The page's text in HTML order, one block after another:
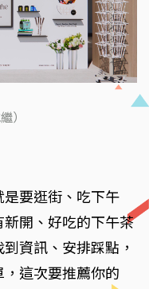
）
要逛街、吃下午
開、好吃的下午茶
資訊、安排踩點，
這次要推薦你的